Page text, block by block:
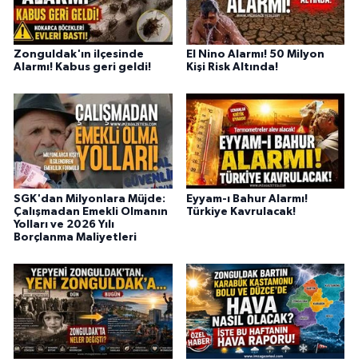
Zonguldak'ın ilçesinde
Alarmı! Kabus geri geldi!
El Nino Alarmı! 50 Milyon
Kişi Risk Altında!
SGK'dan Milyonlara Müjde:
Çalışmadan Emekli Olmanın
Yolları ve 2026 Yılı
Borçlanma Maliyetleri
Eyyam-ı Bahur Alarmı!
Türkiye Kavrulacak!